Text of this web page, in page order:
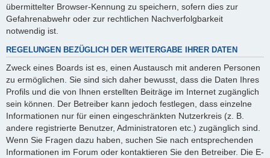
übermittelter Browser-Kennung zu speichern, sofern dies zur
Gefahrenabwehr oder zur rechtlichen Nachverfolgbarkeit
notwendig ist.
REGELUNGEN BEZÜGLICH DER WEITERGABE IHRER DATEN
Zweck eines Boards ist es, einen Austausch mit anderen Personen
zu ermöglichen. Sie sind sich daher bewusst, dass die Daten Ihres
Profils und die von Ihnen erstellten Beiträge im Internet zugänglich
sein können. Der Betreiber kann jedoch festlegen, dass einzelne
Informationen nur für einen eingeschränkten Nutzerkreis (z. B.
andere registrierte Benutzer, Administratoren etc.) zugänglich sind.
Wenn Sie Fragen dazu haben, suchen Sie nach entsprechenden
Informationen im Forum oder kontaktieren Sie den Betreiber. Die E-